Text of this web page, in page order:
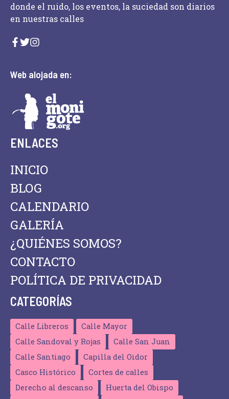
donde el ruido, los eventos, la suciedad son diarios
en nuestras calles
Web alojada en:
ENLACES
INICIO
BLOG
CALENDARIO
GALERÍA
¿QUIÉNES SOMOS?
CONTACTO
POLÍTICA DE PRIVACIDAD
CATEGORÍAS
Calle Libreros
Calle Mayor
Calle Sandoval y Rojas
Calle San Juan
Calle Santiago
Capilla del Oidor
Casco Histórico
Cortes de calles
Derecho al descanso
Huerta del Obispo